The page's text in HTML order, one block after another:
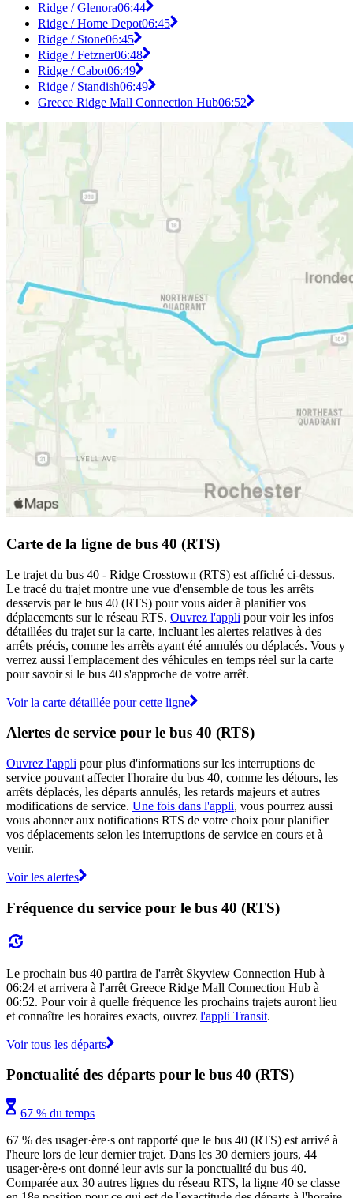
Ridge / Glenora06:44
Ridge / Home Depot06:45
Ridge / Stone06:45
Ridge / Fetzner06:48
Ridge / Cabot06:49
Ridge / Standish06:49
Greece Ridge Mall Connection Hub06:52
Carte de la ligne de bus 40 (RTS)
Le trajet du bus 40 - Ridge Crosstown (RTS) est affiché ci-dessus.
Le tracé du trajet montre une vue d'ensemble de tous les arrêts
desservis par le bus 40 (RTS) pour vous aider à planifier vos
déplacements sur le réseau RTS. Ouvrez l'appli pour voir les infos
détaillées du trajet sur la carte, incluant les alertes relatives à des
arrêts précis, comme les arrêts ayant été annulés ou déplacés. Vous y
verrez aussi l'emplacement des véhicules en temps réel sur la carte
pour savoir si le bus 40 s'approche de votre arrêt.
Voir la carte détaillée pour cette ligne
Alertes de service pour le bus 40 (RTS)
Ouvrez l'appli pour plus d'informations sur les interruptions de
service pouvant affecter l'horaire du bus 40, comme les détours, les
arrêts déplacés, les départs annulés, les retards majeurs et autres
modifications de service. Une fois dans l'appli, vous pourrez aussi
vous abonner aux notifications RTS de votre choix pour planifier
vos déplacements selon les interruptions de service en cours et à
venir.
Voir les alertes
Fréquence du service pour le bus 40 (RTS)
Le prochain bus 40 partira de l'arrêt Skyview Connection Hub à
06:24 et arrivera à l'arrêt Greece Ridge Mall Connection Hub à
06:52. Pour voir à quelle fréquence les prochains trajets auront lieu
et connaître les horaires exacts, ouvrez l'appli Transit.
Voir tous les départs
Ponctualité des départs pour le bus 40 (RTS)
67 % du temps
67 % des usager·ère·s ont rapporté que le bus 40 (RTS) est arrivé à
l'heure lors de leur dernier trajet. Dans les 30 derniers jours, 44
usager·ère·s ont donné leur avis sur la ponctualité du bus 40.
Comparée aux 30 autres lignes du réseau RTS, la ligne 40 se classe